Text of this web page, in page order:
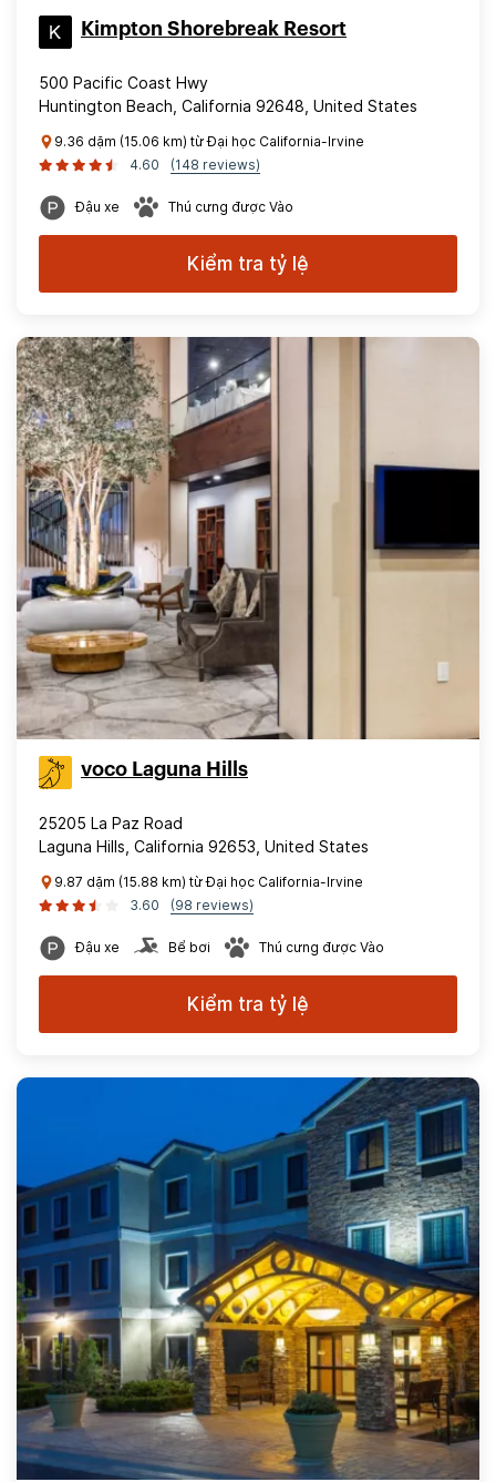
Kimpton Shorebreak Resort
500 Pacific Coast Hwy
Huntington Beach, California 92648, United States
9.36 dặm (15.06 km) từ Đại học California-Irvine
4.60
(148 reviews)
Đậu xe Thú cưng được Vào
Kiểm tra tỷ lệ
voco Laguna Hills
25205 La Paz Road
Laguna Hills, California 92653, United States
9.87 dặm (15.88 km) từ Đại học California-Irvine
3.60
(98 reviews)
Đậu xe Bể bơi Thú cưng được Vào
Kiểm tra tỷ lệ